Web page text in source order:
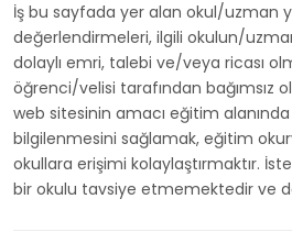
İş bu sayfada yer alan okul/uzman
değerlendirmeleri, ilgili okulun/
dolaylı emri, talebi ve/veya ricası
öğrenci/velisi tarafından bağımsız
web sitesinin amacı eğitim
bilgilenmesini sağlamak, eğitim
okullara erişimi kolaylaştırmaktır.
bir okulu tavsiye etmemektedir ve